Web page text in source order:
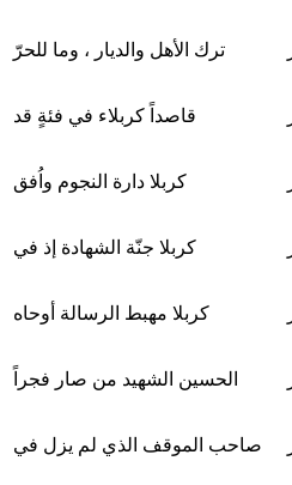
ترك الأهل والديار ، وما للحرّ
قاصداً كربلاء في فئةٍ قد
كربلا دارة النجوم واُفق
كربلا جنّة الشهادة إذ في
كربلا مهبط الرسالة أوحاه
الحسين الشهيد من صار فجراً
صاحب الموقف الذي لم يزل في